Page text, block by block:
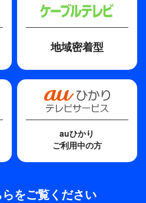
地域密着型
auひかり
ご利用中の方
をご覧ください